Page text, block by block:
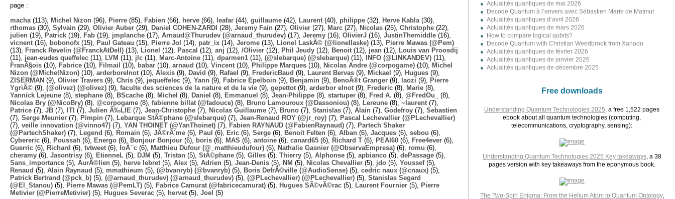
page :
macha (113), Michel Nizon (96), Pierre (85), Fabien (66), herve (66), leafar (44), guillaume (42), Laurent (40), philippe (32), Herve Kabla (30),
rthomas (30), Sylvain (29), Olivier Auber (29), Daniel COHEN-ZARDI (28), Jeremy Fain (27), Olivier (27), Marc (27), Nicolas (25), Christophe (22),
julien (19), Patrick (19), Fab (19), jmplanche (17), Arnaud@Thurudev (@arnaud_thurudev) (17), Jeremy (16), OlivierJ (16), JustinThemiddle (16),
vicnent (16), bobonofx (15), Paul Gateau (15), Pierre Jol (14), patr_ix (14), Jerome (13), Lionel LaskÃ© (@lionellaske) (13),
Pierre Mawas (@Pem)
(13),
Franck Revelin (@FranckAtDell) (13), Lionel (12), Pascal (12), anj (12), /Olivier (12), Phil Jeudy (12), Benoit (12), jean (12),
Louis van Proosdij
(11), jean-eudes queffelec (11), LVM (11), jlc (11), Marc-Antoine (11), dparmen1 (11), (@slebarque) (@slebarque) (11), INFO (@LINKANDEV) (11),
FranÃ§ois (10), Fabrice (10), Filmail (10), babar (10), arnaud (10), Vincent (10), Philippe Marques (10), Nicolas Andre (@corpogame) (10),
Michel
Nizon (@MichelNizon) (10), arderborelnot (10), Alexis (9), David (9), Rafael (9), FredericBaud (9), Laurent Bervas (9), Mickael (9), Hugues (9),
ZISERMAN (9), Olivier Travers (9), Chris (9), jequeffelec (9), Yann (9), Fabrice Epelboin (9), Benjamin (9), BenoÃ®t Granger (9), laozi (9),
Pierre
YgriÃ© (9), (@olivez) (@olivez) (9), faculte des sciences de la nature et de la vie (9), gepettot (9), arderbor elnot (9), Frederic (8), Marie (8),
Yannick Lejeune (8), stephane (8), BScache (8), Michel (8), Daniel (8), Emmanuel (8), Jean-Philippe (8), startuper (8), Fred A. (8), @FredOu_
(8),
Nicolas Bry (@NicoBry) (8), @corpogame (8), fabienne billat (@fadouce) (8), Bruno Lamouroux (@Dassoniou) (8), Lereune (8), ~laurent (7),
Patrice (7), JB (7), ITI (7), Julien Ã‰LIE (7), Jean-Christophe (7), Nicolas Guillaume (7), Bruno (7), Stanislas (7), Alain (7), Godefroy (7), Sebastien
(7), Serge Meunier (7), Pimpin (7), Lebarque StÃ©phane (@slebarque) (7), Jean-Renaud ROY (@jr_roy) (7),
Pascal Lechevallier (@PLechevallier)
(7), veille innovation (@vinno47) (7), YAN THOINET (@YanThoinet) (7), Fabien RAYNAUD (@FabienRaynaud) (7),
Partech Shaker
(@PartechShaker) (7), Legend (6), Romain (6), JÃ©rÃ´me (6), Paul (6), Eric (6), Serge (6), Benoit Felten (6), Alban (6), Jacques (6), sebou (6),
Cybereric (6), Poussah (6), Energo (6), Bonjour Bonjour (6), boris (6), MAS (6), antoine (6), canard65 (6), Richard T (6), PEAI60 (6), Free4ever (6),
Guerric (6), Richard (6), tvtweet (6), loÃ¯c (6), Matthieu Dufour (@_matthieudufour) (6), Nathalie Gasnier (@ObservaEmpresa) (6), romu (6),
cheramy (6), Jasontrisy (6), EtienneL (5), DJM (5), Tristan (5), StÃ©phane (5), Gilles (5), Thierry (5), Alphonse (5), apbianco (5), dePassage (5),
Sans_importance (5), AurÃ©lien (5), herve lebret (5), Alex (5), Adrien (5), Jean-Denis (5), NM (5), Nicolas Chevallier (5), jdo (5), Youssef(5),
Renaud (5), Alain Raynaud (5), mmathieum (5), (@bvanryb) (@bvanryb) (5), Boris DefrÃ©ville (@AudioSense) (5), cedric naux (@cnaux) (5),
Patrick Bertrand (@pck_b) (5), (@arnaud_thurudev) (@arnaud_thurudev) (5), (@PLechevallier) (@PLechevallier) (5), Stanislas Segard
(@El_Stanou) (5), Pierre Mawas (@PemLT) (5), Fabrice Camurat (@fabricecamurat) (5), Hugues SÃ©vÃ©rac (5), Laurent Fournier (5),
Pierre
Metivier (@PierreMetivier) (5), Hugues Severac (5), hervet (5), Joel (5)
Actualités quantiques de mai 2026
Decode Quantum à l’envers avec Sébastien Marie de Matmut
Actualités quantiques d’avril 2026
Actualités quantiques de mars 2026
How to compare logical qubits?
Decode Quantum with Christian Weedbrook from Xanadu
Actualités quantiques de février 2026
Actualités quantiques de janvier 2026
Actualités quantiques de décembre 2025
Free downloads
Understanding Quantum Technologies 2025 , a free 1,522 pages
ebook about all quantum technologies (computing,
telecommunications, cryptography, sensing):
Understanding Quantum Technologies 2025 Key takeaways, a 38
pages version with key takeaways from the eponymous book.
The Two-Spin Enigma: From the Helium Atom to Quantum Ontology,